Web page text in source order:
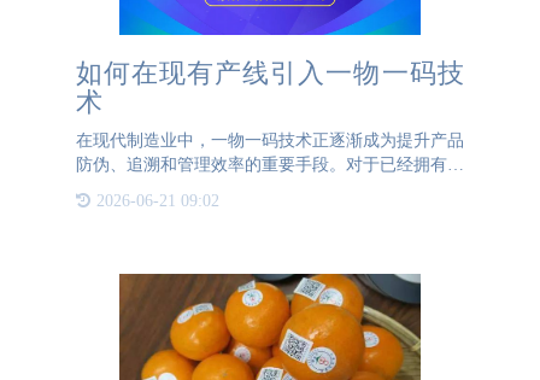
如何在现有产线引入一物一码技
术
在现代制造业中，一物一码技术正逐渐成为提升产品
防伪、追溯和管理效率的重要手段。对于已经拥有成
答案是肯定的。本文将探讨如何在现有产线上无缝集
2026-06-21 09:02